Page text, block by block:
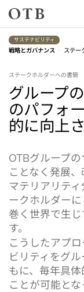
Skip to main content
サステナビリティ
戦略とガバナンス • ステー
ステークホルダーへの書簡
グループ
のパフォ
的に向上
OTBグループ
ことなく発展
マテリアリテ
ークホルダー
巻く世界で生
す。
こうしたアプ
ビリティをグ
もに、毎年具
ことが可能とな